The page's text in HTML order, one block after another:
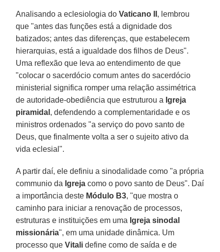
Analisando a eclesiologia doVaticano II , lembrou
que "antes das funções está a dignidade dos
batizados; antes das diferenças, que estabelecem
hierarquias, está a igualdade dos filhos de Deus".
Uma reflexão que leva ao entendimento de que
"colocar o sacerdócio comum antes do sacerdócio
ministerial significa romper uma relação assimétrica
de autoridade-obediência que estruturou a Igreja
piramidal , defendendo a complementaridade e os
ministros ordenados "a serviço do povo santo de
Deus, que finalmente volta a ser o sujeito ativo da
vida eclesial".
A partir daí, ele definiu a sinodalidade como "a própria
communio da Igreja como o povo santo de Deus". Daí
a importância deste Módulo B3, "que mostra o
caminho para iniciar a renovação de processos,
estruturas e instituições em uma Igreja sinodal
missionária", em uma unidade dinâmica. Um
processo queVitali define como de saída e de